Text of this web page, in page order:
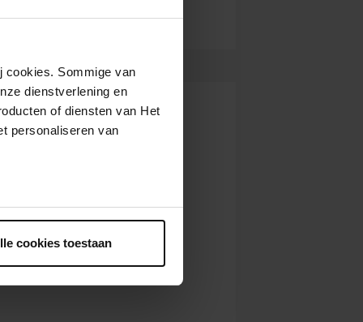
cookies. Sommige van
dienstverlening en
of diensten van Het
personaliseren van
cookies toestaan